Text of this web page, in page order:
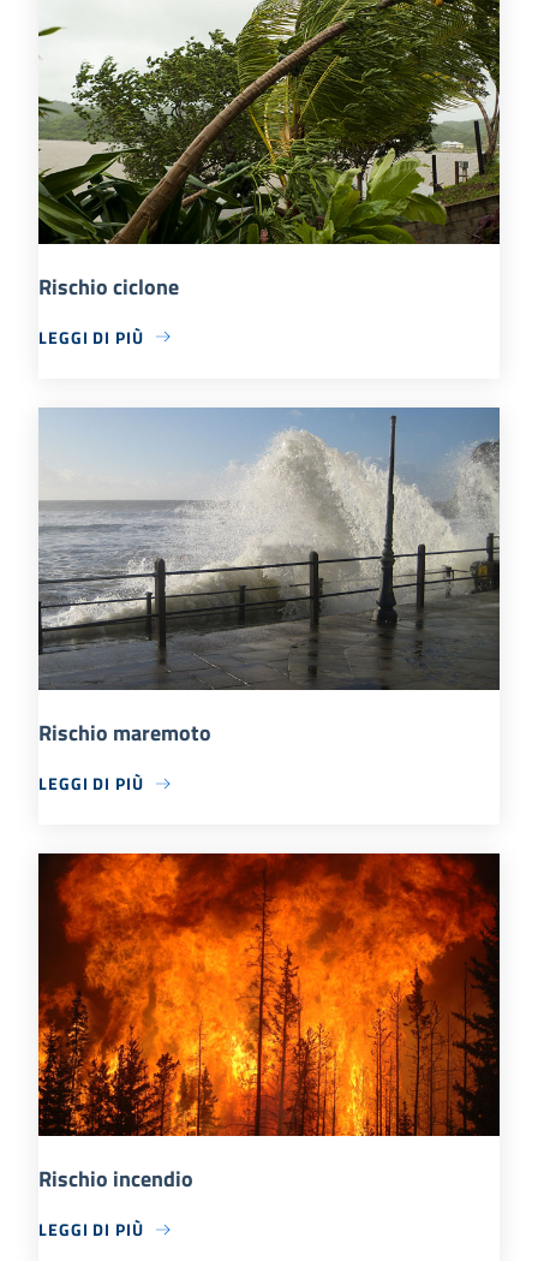
Rischio ciclone
LEGGI DI PIÙ
Rischio maremoto
LEGGI DI PIÙ
Rischio incendio
LEGGI DI PIÙ